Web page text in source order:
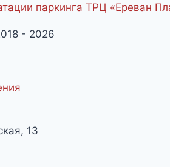
паркинга ТРЦ «Ереван
- 2026
13